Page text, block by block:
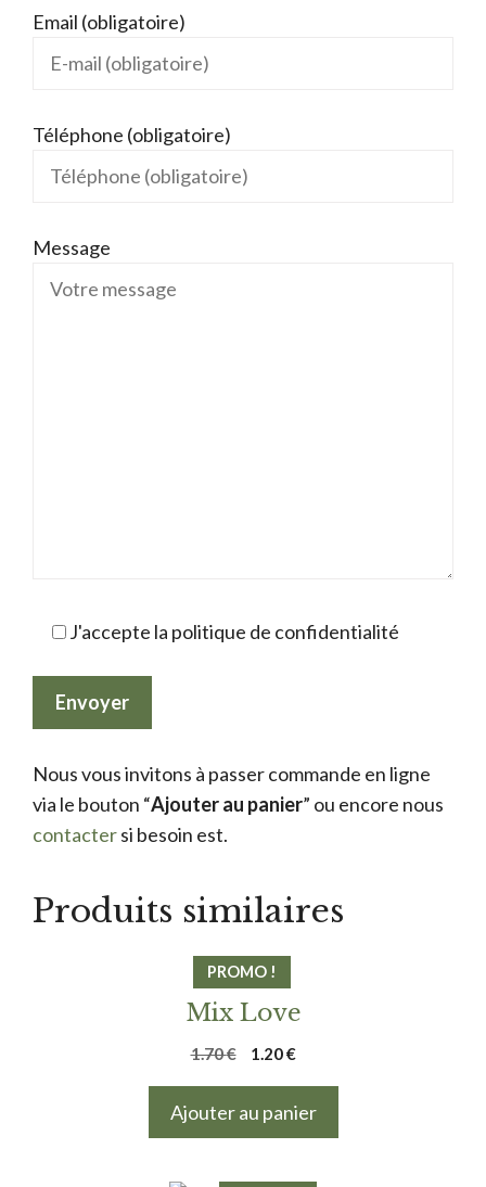
Email (obligatoire)
Téléphone (obligatoire)
Message
J'accepte la politique de confidentialité
Nous vous invitons à passer commande en ligne
via le bouton “Ajouter au panier” ou encore nous
contactersi besoin est.
Produits similaires
PROMO !
Mix Love
1.70€
Le
1.20€Le
actuel
Ajouter au panier